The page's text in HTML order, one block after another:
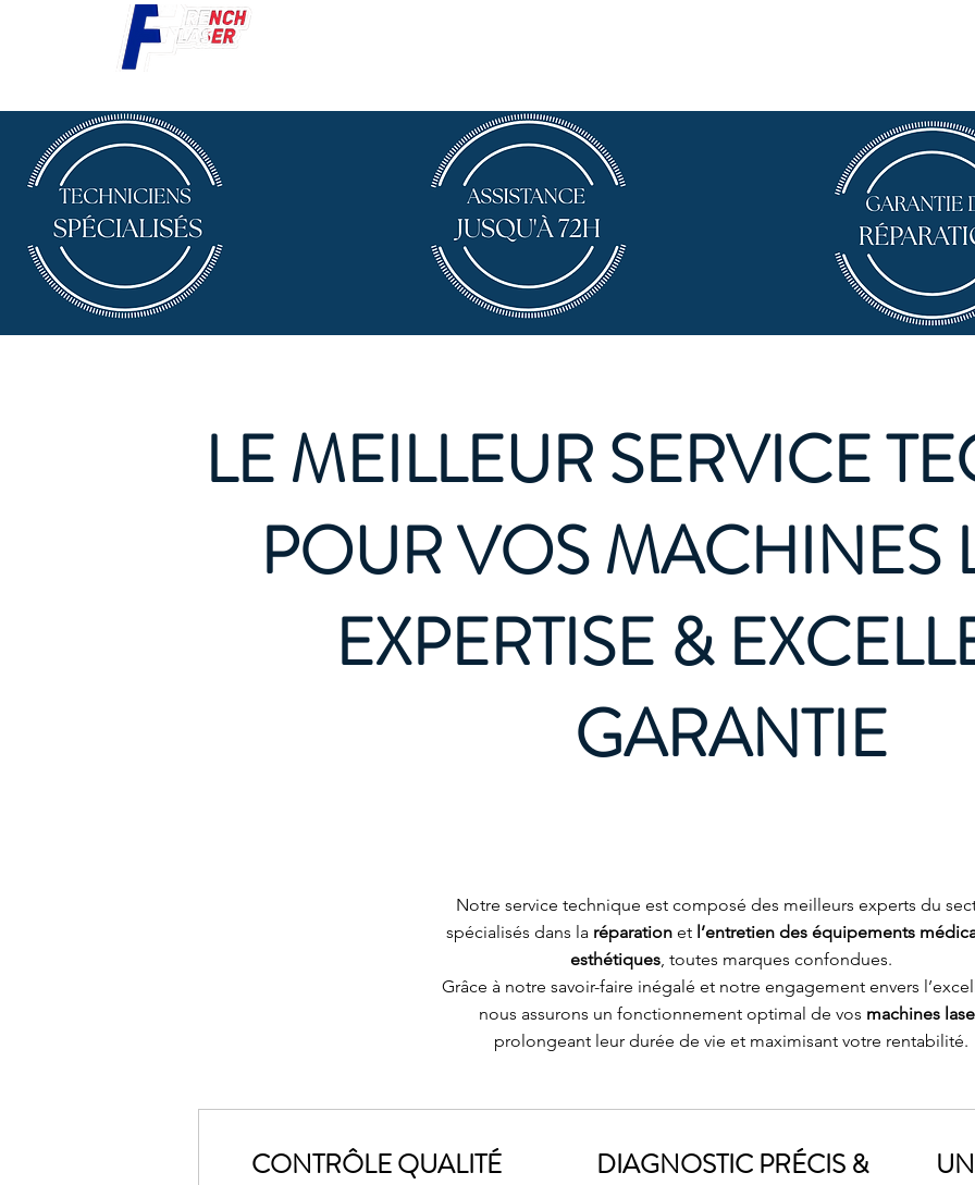
LE MEILLEUR SERVICE
POUR VOS MACHINES
EXPERTISE &
GARANTIE
Notre service technique est composé des meilleurs experts du
spécialisés dans la réparation et l’entretien des équipements
esthétiques, toutes marques confondues.
Grâce à notre savoir-faire inégalé et notre engagement envers
nous assurons un fonctionnement optimal de vos machines
prolongeant leur durée de vie et maximisant votre rentabilité.
CONTRÔLE QUALITÉ
DIAGNOSTIC PRÉCIS &